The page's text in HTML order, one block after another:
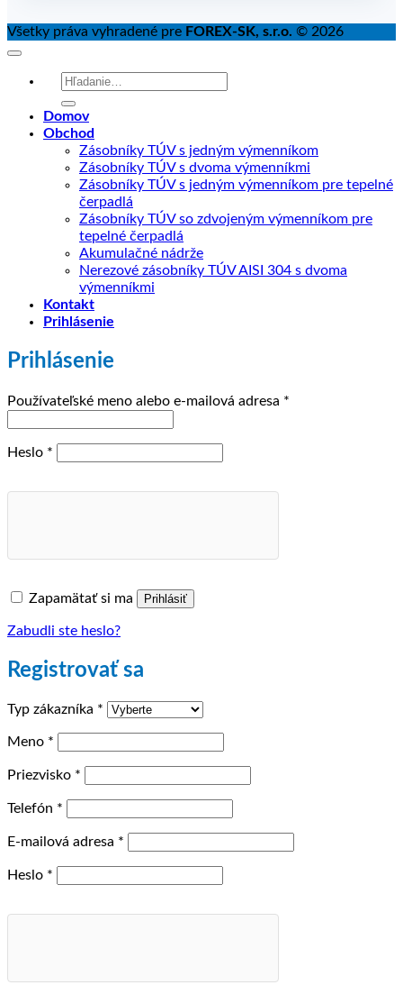
Všetky práva vyhradené pre FOREX-SK, s.r.o. © 2026
Hľadať:
Domov
Obchod
Zásobníky TÚV s jedným výmenníkom
Zásobníky TÚV s dvoma výmenníkmi
Zásobníky TÚV s jedným výmenníkom pre tepelné
čerpadlá
Zásobníky TÚV so zdvojeným výmenníkom pre
tepelné čerpadlá
Akumulačné nádrže
Nerezové zásobníky TÚV AISI 304 s dvoma
výmenníkmi
Kontakt
Prihlásenie
Prihlásenie
Používateľské meno alebo e-mailová adresa *
Heslo *
Zapamätať si ma Prihlásiť
Zabudli ste heslo?
Registrovať sa
Typ zákazníka *
Meno *
Priezvisko *
Telefón *
E-mailová adresa *
Heslo *